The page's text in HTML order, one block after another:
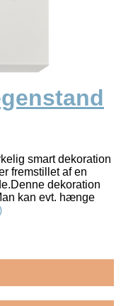
smart dekoration
fremstillet af en
dekoration
kan evt. hænge